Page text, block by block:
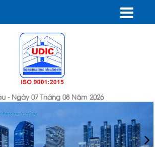
- Ngày 07 Tháng 08 Năm 2026